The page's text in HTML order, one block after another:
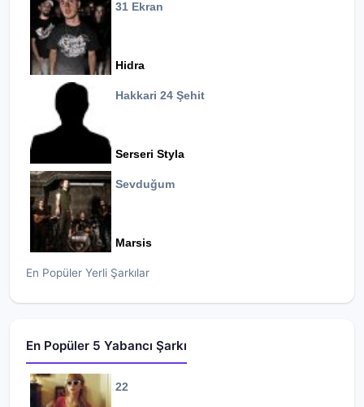
31 Ekran
Hidra
Hakkari 24 Şehit
Serseri Styla
Sevduğum
Marsis
En Popüler Yerli Şarkılar
En Popüler 5 Yabancı Şarkı
22